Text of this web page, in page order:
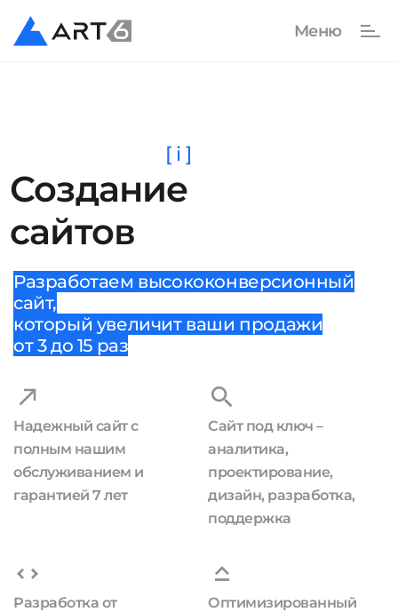
Создание
сайтов
[ i ]
Разработаем высококонверсионный
сайт,
который увеличит ваши продажи
от 3 до 15 раз
Надежный сайт с
полным нашим
обслуживанием и
гарантией 7 лет
Сайт под ключ –
аналитика,
проектирование,
дизайн, разработка,
поддержка
Разработка от
Оптимизированный